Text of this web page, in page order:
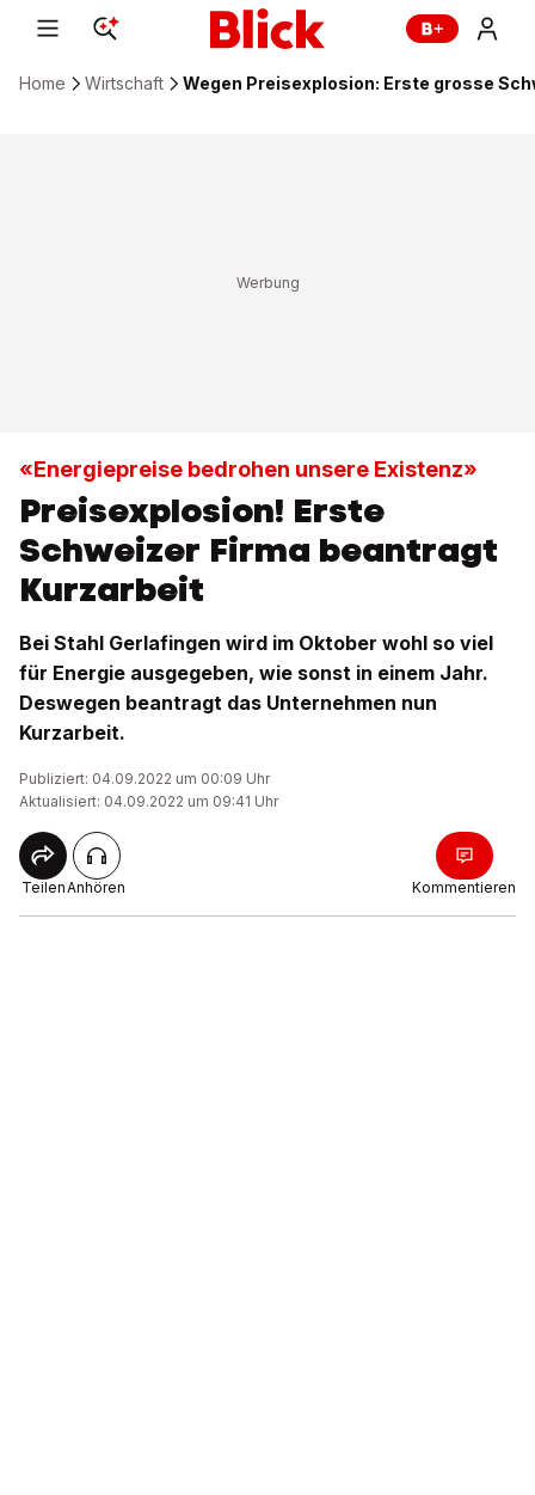
Home Wirtschaft Wegen Preisexplosion: Erste grosse
«Energiepreise bedrohen unsere Existenz»
Preisexplosion! Erste
Schweizer Firma beantragt
Kurzarbeit
Bei Stahl Gerlafingen wird im Oktober wohl so viel
für Energie ausgegeben, wie sonst in einem Jahr.
Deswegen beantragt das Unternehmen nun
Kurzarbeit.
Publiziert: 04.09.2022 um 00:09 Uhr
Aktualisiert: 04.09.2022 um 09:41 Uhr
TeilenAnhören Kommentieren